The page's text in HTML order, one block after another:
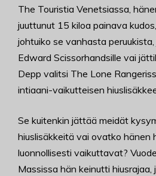
The Touristia Venetsiassa,
juuttunut 15 kiloa painava
johtuiko se vanhasta
Edward Scissorhandsille vai
Depp valitsi The Lone
intiaani-vaikutteisen
Se kuitenkin jättää meidät
hiuslisäkkeitä vai ovatko hänen
luonnollisesti vaikuttavat?
Massissa hän keinutti